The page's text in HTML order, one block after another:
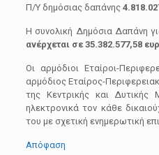
Π/Υ δημόσιας δαπάνης
Η συνολική Δημόσια Δαπάνη
ανέρχεται σε 35.382.577,58
Οι αρμόδιοι Εταίροι-
αρμόδιος Εταίρος-
της Κεντρικής και Δυτικής
ηλεκτρονικά τον κάθε
του με σχετική ενημερωτική
Απόφαση